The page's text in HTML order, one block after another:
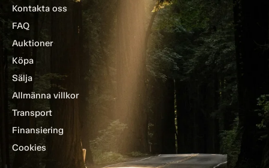
Kontakta oss
FAQ
Auktioner
Köpa
Sälja
Allmänna villkor
Transport
Finansiering
Cookies